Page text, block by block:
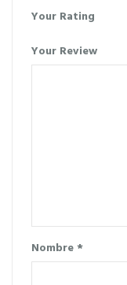
Your Rating
Your Review
Nombre*